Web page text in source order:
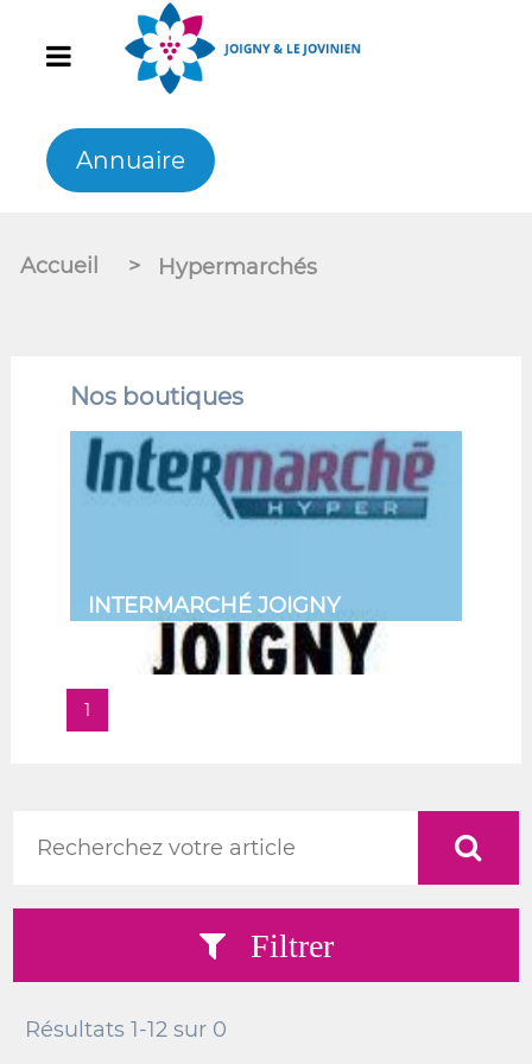
Annuaire
Accueil > Hypermarchés
Nos boutiques
INTERMARCHÉ JOIGNY
1
Filtrer
Résultats1-12 sur 0